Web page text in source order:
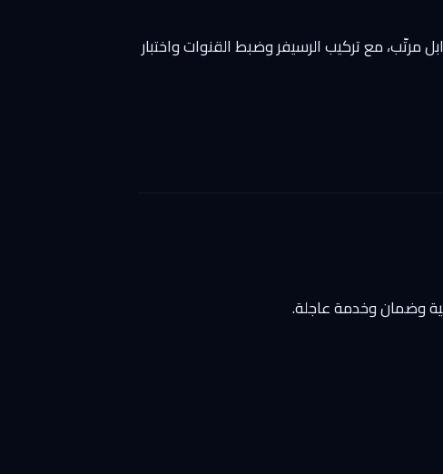
مرتّب، مع تركيب الرسيفر وضبط القنوات واختبار
وضمان وخدمة عاجلة.